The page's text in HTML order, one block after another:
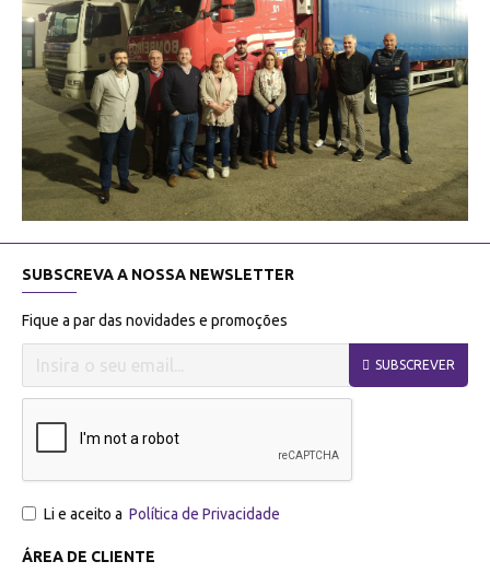
SUBSCREVA A NOSSA NEWSLETTER
Fique a par das novidades e promoções
SUBSCREVER
Li e aceito a Política de Privacidade
ÁREA DE CLIENTE